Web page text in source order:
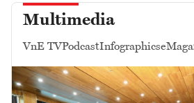
Multimedia
VnE TVPodcastInfographics